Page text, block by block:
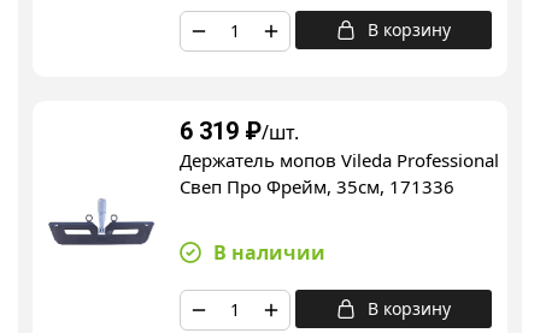
В корзину
6 319 ₽/шт.
Держатель мопов Vileda Professional
Свеп Про Фрейм, 35см, 171336
В наличии
В корзину